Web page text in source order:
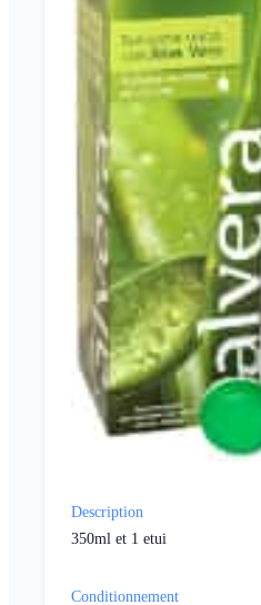
Description
350ml et 1 etui
Conditionnement